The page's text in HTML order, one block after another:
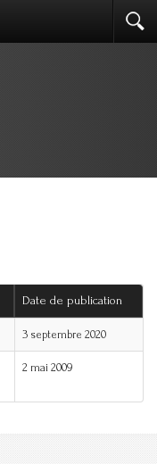
Date de publication
3 septembre 2020
2 mai 2009